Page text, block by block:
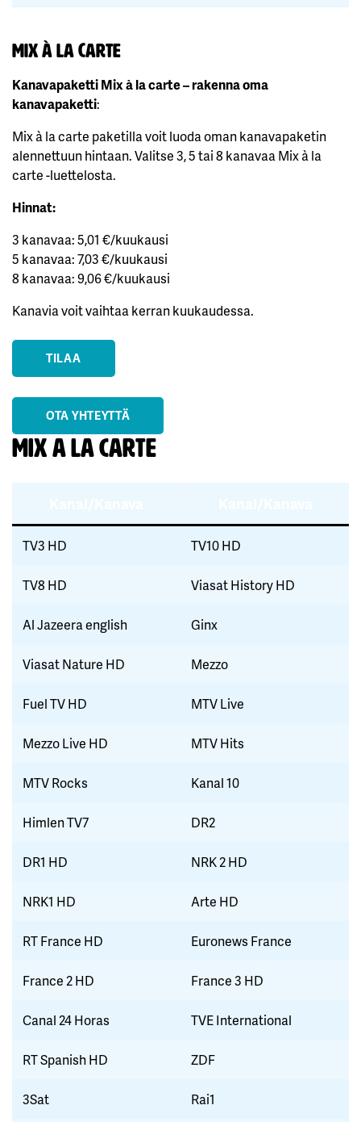
Mix à la carte
Kanavapaketti Mix à la carte – rakenna oma
kanavapaketti:
Mix à la carte paketilla voit luoda oman kanavapaketin
alennettuun hintaan. Valitse 3, 5 tai 8 kanavaa Mix à la
carte -luettelosta.
Hinnat:
3 kanavaa: 5,01 €/kuukausi
5 kanavaa: 7,03 €/kuukausi
8 kanavaa: 9,06 €/kuukausi
Kanavia voit vaihtaa kerran kuukaudessa.
TILAA
OTA YHTEYTTÄ
Mix A la carte
TV3 HD TV10 HD
TV8 HD Viasat History HD
Al Jazeera english Ginx
Viasat Nature HD Mezzo
Fuel TV HD MTV Live
Mezzo Live HD MTV Hits
MTV Rocks Kanal 10
Himlen TV7 DR2
DR1 HD NRK 2 HD
NRK1 HD Arte HD
RT France HD Euronews France
France 2 HD France 3 HD
Canal 24 Horas TVE International
RT Spanish HD ZDF
3Sat Rai1